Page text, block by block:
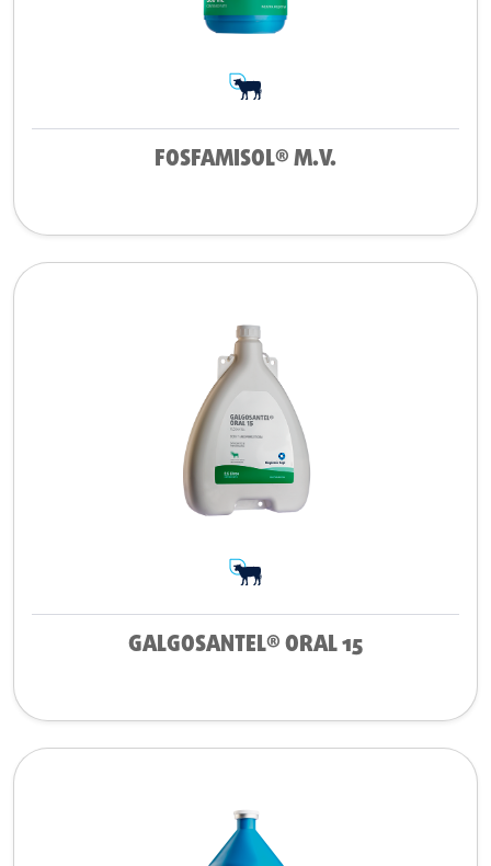
FOSFAMISOL® M.V.
GALGOSANTEL® ORAL 15